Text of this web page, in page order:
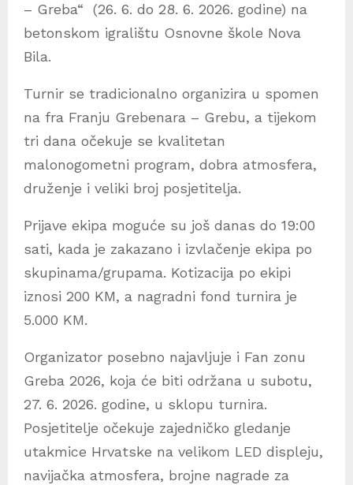
– Greba“ (26. 6. do 28. 6. 2026. godine) na
betonskom igralištu Osnovne škole Nova
Bila.
Turnir se tradicionalno organizira u spomen
na fra Franju Grebenara – Grebu, a tijekom
tri dana očekuje se kvalitetan
malonogometni program, dobra atmosfera,
druženje i veliki broj posjetitelja.
Prijave ekipa moguće su još danas do 19:00
sati, kada je zakazano i izvlačenje ekipa po
skupinama/grupama. Kotizacija po ekipi
iznosi 200 KM, a nagradni fond turnira je
5.000 KM.
Organizator posebno najavljuje i Fan zonu
Greba 2026, koja će biti održana u subotu,
27. 6. 2026. godine, u sklopu turnira.
Posjetitelje očekuje zajedničko gledanje
utakmice Hrvatske na velikom LED displeju,
navijačka atmosfera, brojne nagrade za